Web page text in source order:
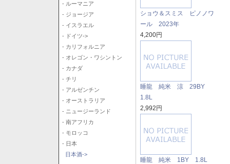
- ルーマニア
- ジョージア
- イスラエル
- ドイツ->
- カリフォルニア
- オレゴン・ワシントン
- カナダ
- チリ
- アルゼンチン
- オーストラリア
- ニュージーランド
- 南アフリカ
- モロッコ
- 日本
日本酒->
ショウ＆スミス ピノノワ
ール 2023年
4,200円
睡龍 純米 涼 29BY
1.8L
2,992円
睡龍 純米 1BY 1.8L